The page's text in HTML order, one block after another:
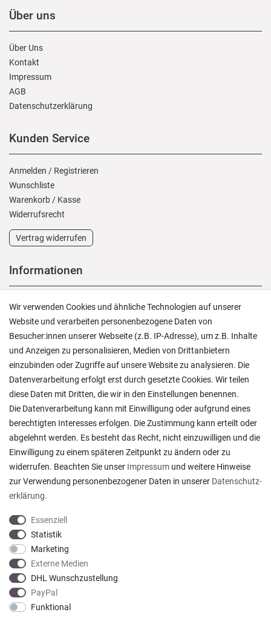
Über uns
Über Uns
Kontakt
Impressum
AGB
Daten­schutz­erklärung
Kunden Service
Anmelden / Registrieren
Wunschliste
Warenkorb/ Kasse
Widerrufs­recht
Vertrag widerrufen
Informationen
Versand und Zahlung
Rücksendungen
Lieferung in die Schweiz
Pflegesymbole
Lagerverkauf
Ratgeber & News
Ein einfach toller Service - prompte Lieferung und
sogar mit Pflegehinweis!
Datum der Veröffentlichung: 05.08.2026
Datum der Kauferfahrung: 29.07.2026
922 Bewertungen
Wir verwenden Cookies und ähnliche Technologien auf unserer
Website und verarbeiten personenbezogene Daten von
Besucher:innen unserer Webseite (z.B. IP-Adresse), um z.B. Inhalte
und Anzeigen zu personalisieren, Medien von Drittanbietern
einzubinden oder Zugriffe auf unsere Website zu analysieren. Die
Datenverarbeitung erfolgt erst durch gesetzte Cookies. Wir teilen
diese Daten mit Dritten, die wir in den Einstellungen benennen.
Die Datenverarbeitung kann mit Einwilligung oder aufgrund eines
berechtigten Interesses erfolgen. Die Zustimmung kann erteilt oder
abgelehnt werden. Es besteht das Recht, nicht einzuwilligen und die
Einwilligung zu einem späteren Zeitpunkt zu ändern oder zu
widerrufen. Beachten Sie unser Impressum und weitere Hinweise
zur Verwendung personenbezogener Daten in unserer Daten­schutz­
erklärung.
Essenziell
Statistik
Marketing
Externe Medien
DHL Wunschzustellung
PayPal
Funktional